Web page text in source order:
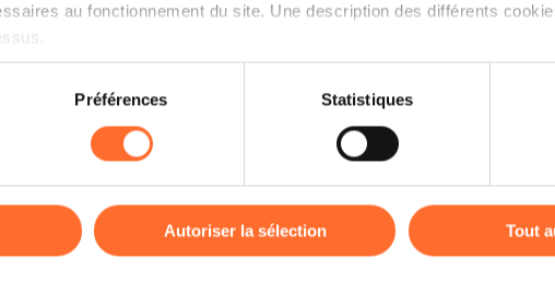
au fonctionnement du site. Une description des différents
sur le site et certaines fonctionnalités (ex : lecture de vidéos, partage
ou des cookies non nécessaires.
Préférences Statistiques
Autoriser la sélection Tout